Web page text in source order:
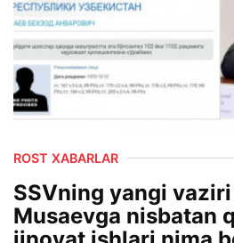
ROST XABARLAR
SSVning yangi
Musaevga nisbatan